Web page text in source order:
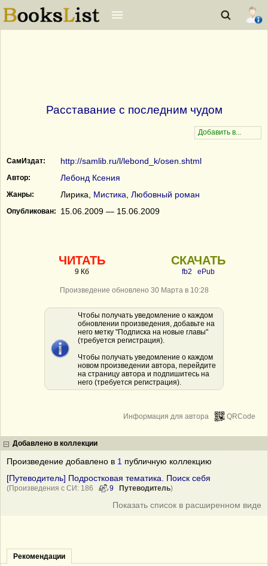
Расставание с последним чудом
СамИздат: http://samlib.ru/l/lebond_k/osen.shtml
Автор: Лебонд Ксения
Жанры: Лирика, Мистика Любовный роман
Опубликован: 15.06.2009 — 15.06.2009
ЧИТАТЬ
9 Кб
СКАЧАТЬ
fb2 ePub
Произведение обновлено 30 Марта в 10:28
Чтобы получать уведомление о каждом
обновлении произведения, добавьте на
него метку "Подписка на новые главы"
(требуется регистрация).
Чтобы получать уведомление о каждом
новом произведении автора, перейдите
на страницу автора и подпишитесь на
него (требуется регистрация).
QRCode
Информация для автора
Добавлено в коллекции
Произведение добавлено в 1 публичную коллекцию
[Путеводитель] Подростковая тематика. Поиск себя
(Произведения с СИ: 186 9 Путеводитель)
Показать список в расширенном виде
Рекомендации